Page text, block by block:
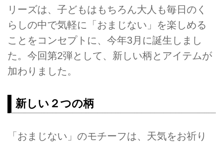
リーズは、子どもはもちろん大人も毎日のく
らしの中で気軽に「おまじない」を楽しめる
ことをコンセプトに、今年3月に誕生しまし
た。今回第2弾として、新しい柄とアイテムが
加わりました。
新しい２つの柄
「おまじない」のモチーフは、天気をお祈り